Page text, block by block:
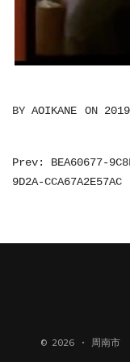
BY AOIKANE ON
投
稿
ビ
Prev: BEA60677-
9D2A-CCA67A2E57AC
© 2026 · 周南